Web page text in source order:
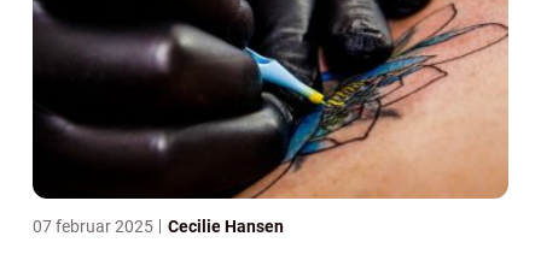
07 februar 2025 Cecilie Hansen